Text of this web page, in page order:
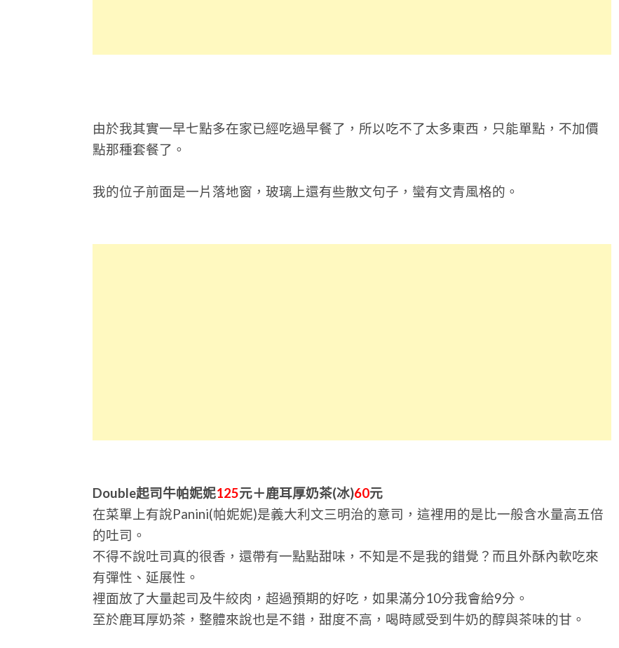
由於我其實一早七點多在家已經吃過早餐了，所以吃不了太多東西，只能單點，不加價
點那種套餐了。
我的位子前面是一片落地窗，玻璃上還有些散文句子，蠻有文青風格的。
Double起司牛帕妮妮125元＋鹿耳厚奶茶(冰)60元
在菜單上有說Panini(帕妮妮)是義大利文三明治的意司，這裡用的是比一般含水量高五倍
的吐司。
不得不說吐司真的很香，還帶有一點點甜味，不知是不是我的錯覺？而且外酥內軟吃來
有彈性、延展性。
裡面放了大量起司及牛絞肉，超過預期的好吃，如果滿分10分我會給9分。
至於鹿耳厚奶茶，整體來說也是不錯，甜度不高，喝時感受到牛奶的醇與茶味的甘。